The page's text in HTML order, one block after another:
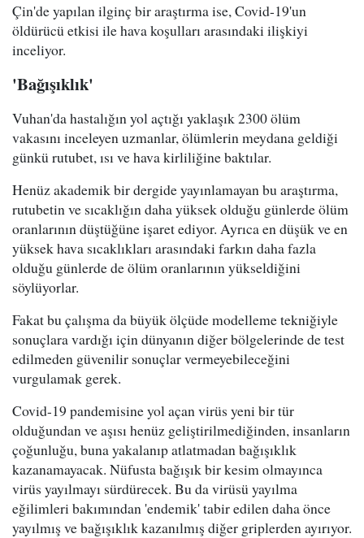
Çin'de yapılan ilginç bir araştırma ise, Covid-19'un
öldürücü etkisi ile hava koşulları arasındaki ilişkiyi
inceliyor.
'Bağışıklık'
Vuhan'da hastalığın yol açtığı yaklaşık 2300 ölüm
vakasını inceleyen uzmanlar, ölümlerin meydana geldiği
günkü rutubet, ısı ve hava kirliliğine baktılar.
Henüz akademik bir dergide yayınlamayan bu araştırma,
rutubetin ve sıcaklığın daha yüksek olduğu günlerde ölüm
oranlarının düştüğüne işaret ediyor. Ayrıca en düşük ve en
yüksek hava sıcaklıkları arasındaki farkın daha fazla
olduğu günlerde de ölüm oranlarının yükseldiğini
söylüyorlar.
Fakat bu çalışma da büyük ölçüde modelleme tekniğiyle
sonuçlara vardığı için dünyanın diğer bölgelerinde de test
edilmeden güvenilir sonuçlar vermeyebileceğini
vurgulamak gerek.
Covid-19 pandemisine yol açan virüs yeni bir tür
olduğundan ve aşısı henüz geliştirilmediğinden, insanların
çoğunluğu, buna yakalanıp atlatmadan bağışıklık
kazanamayacak. Nüfusta bağışık bir kesim olmayınca
virüs yayılmayı sürdürecek. Bu da virüsü yayılma
eğilimleri bakımından 'endemik' tabir edilen daha önce
yayılmış ve bağışıklık kazanılmış diğer griplerden ayırıyor.